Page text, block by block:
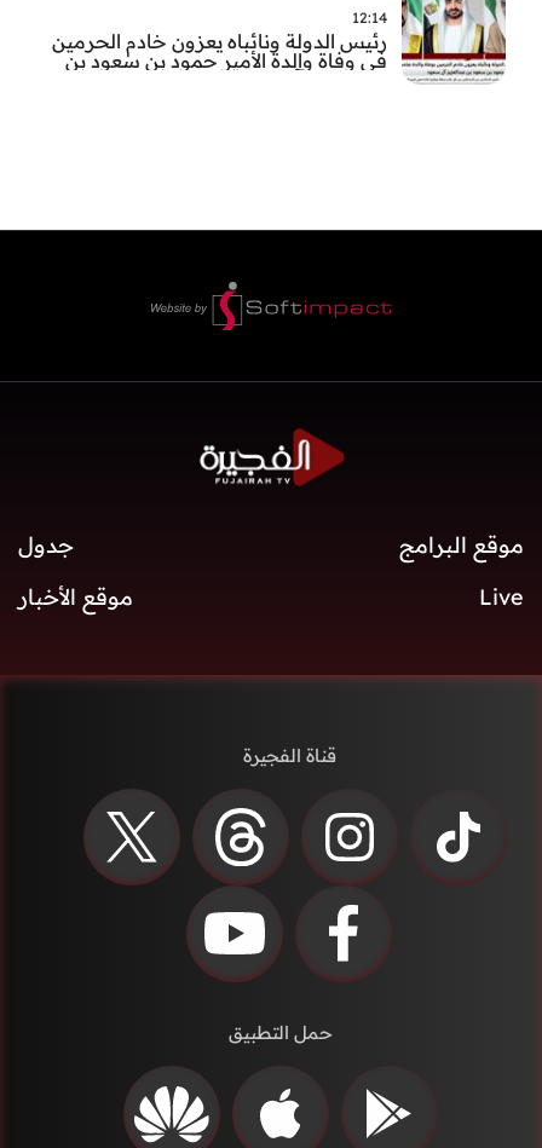
12:14
رئيس الدولة ونائباه يعزون خادم الحرمين
في وفاة والدة الأمير حمود بن سعود بن
موقع البرامج
جدول
Live
موقع الأخبار
قناة الفجيرة
حمل التطبيق